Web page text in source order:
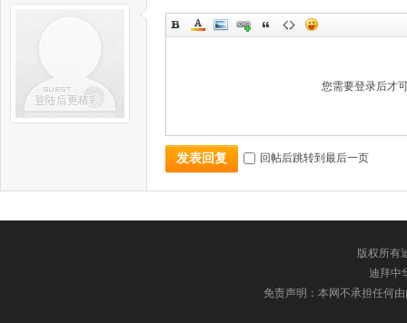
您需要登录后才
发表回复 回帖后跳转到最后一页
版权所有
迪拜中
免责声明：本网不承担任何